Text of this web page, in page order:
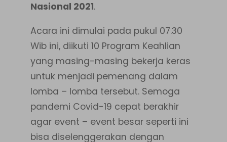
Nasional 2021.
Acara ini dimulai pada pukul 07.30
Wib ini, diikuti 10 Program Keahlian
yang masing-masing bekerja keras
untuk menjadi pemenang dalam
lomba – lomba tersebut. Semoga
pandemi Covid-19 cepat berakhir
agar event – event besar seperti ini
bisa diselenggerakan dengan